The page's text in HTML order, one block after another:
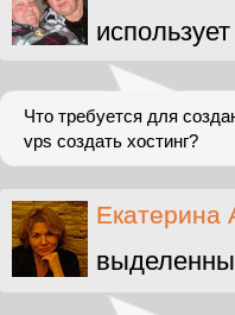
Что требуется для
vps создать хостинг?
Екатерина